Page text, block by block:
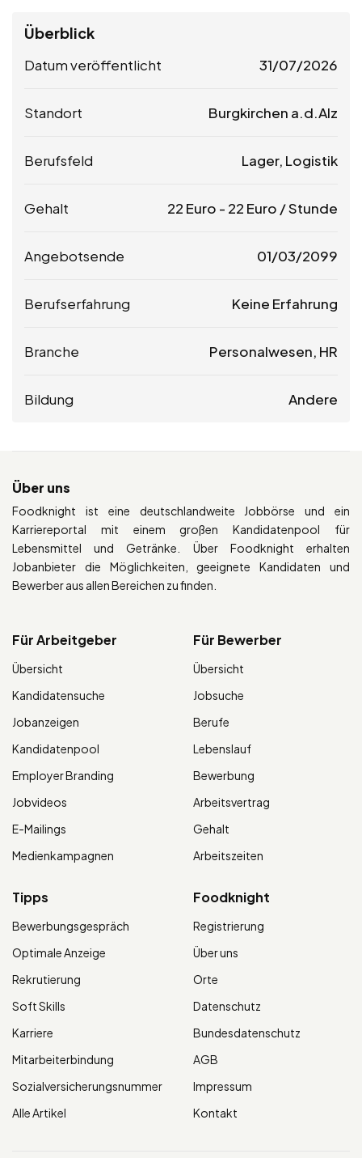
Überblick
Datum veröffentlicht 31/07/2026
Standort Burgkirchen a.d.Alz
Berufsfeld Lager, Logistik
Gehalt 22 Euro - 22 Euro / Stunde
Angebotsende 01/03/2099
Berufserfahrung Keine Erfahrung
Branche Personalwesen, HR
Bildung Andere
Über uns
Foodknight ist eine deutschlandweite Jobbörse und ein
Karriereportal mit einem großen Kandidatenpool für
Lebensmittel und Getränke. Über Foodknight erhalten
Jobanbieter die Möglichkeiten, geeignete Kandidaten und
Bewerber aus allen Bereichen zu finden.
Für Arbeitgeber
Übersicht
Kandidatensuche
Jobanzeigen
Kandidatenpool
Employer Branding
Jobvideos
E-Mailings
Medienkampagnen
Für Bewerber
Übersicht
Jobsuche
Berufe
Lebenslauf
Bewerbung
Arbeitsvertrag
Gehalt
Arbeitszeiten
Tipps
Bewerbungsgespräch
Optimale Anzeige
Rekrutierung
Soft Skills
Karriere
Mitarbeiterbindung
Sozialversicherungsnummer
Alle Artikel
Foodknight
Registrierung
Über uns
Orte
Datenschutz
Bundesdatenschutz
AGB
Impressum
Kontakt